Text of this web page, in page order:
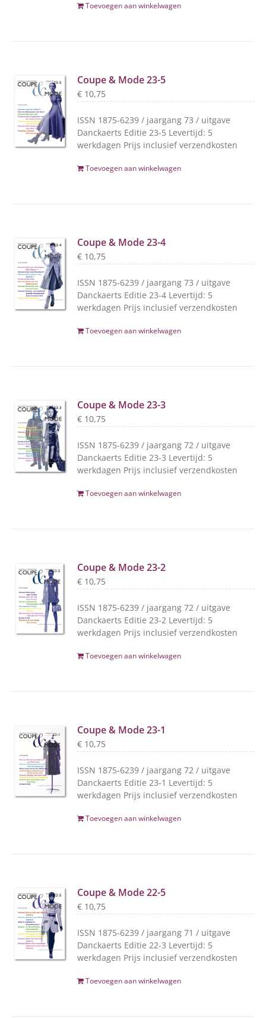
Toevoegen aan winkelwagen
Coupe & Mode 23-5
€ 10,75
ISSN 1875-6239 / jaargang 73 / uitgave
Danckaerts Editie 23-5 Levertijd: 5
werkdagen Prijs inclusief verzendkosten
Toevoegen aan winkelwagen
Coupe & Mode 23-4
€ 10,75
ISSN 1875-6239 / jaargang 73 / uitgave
Danckaerts Editie 23-4 Levertijd: 5
werkdagen Prijs inclusief verzendkosten
Toevoegen aan winkelwagen
Coupe & Mode 23-3
€ 10,75
ISSN 1875-6239 / jaargang 72 / uitgave
Danckaerts Editie 23-3 Levertijd: 5
werkdagen Prijs inclusief verzendkosten
Toevoegen aan winkelwagen
Coupe & Mode 23-2
€ 10,75
ISSN 1875-6239 / jaargang 72 / uitgave
Danckaerts Editie 23-2 Levertijd: 5
werkdagen Prijs inclusief verzendkosten
Toevoegen aan winkelwagen
Coupe & Mode 23-1
€ 10,75
ISSN 1875-6239 / jaargang 72 / uitgave
Danckaerts Editie 23-1 Levertijd: 5
werkdagen Prijs inclusief verzendkosten
Toevoegen aan winkelwagen
Coupe & Mode 22-5
€ 10,75
ISSN 1875-6239 / jaargang 71 / uitgave
Danckaerts Editie 22-3 Levertijd: 5
werkdagen Prijs inclusief verzendkosten
Toevoegen aan winkelwagen